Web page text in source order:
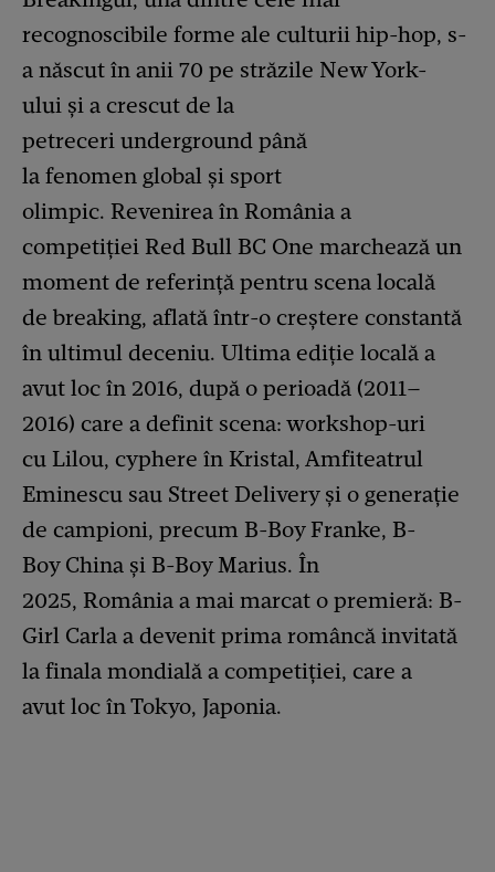
recognoscibile forme ale culturii hip-hop, s-
a născut în anii 70 pe străzile New York-
ului și a crescut de la
petreceri underground până
la fenomen global și sport
olimpic. Revenirea în România a
competiției Red Bull BC One marchează un
moment de referință pentru scena locală
de breaking, aflată într-o creștere constantă
în ultimul deceniu. Ultima ediție locală a
avut loc în 2016, după o perioadă (2011–
2016) care a definit scena: workshop-uri
cu Lilou, cyphere în Kristal, Amfiteatrul
Eminescu sau Street Delivery și o generație
de campioni, precum B-Boy Franke, B-
Boy China și B-Boy Marius. În
2025, România a mai marcat o premieră: B-
Girl Carla a devenit prima româncă invitată
la finala mondială a competiției, care a
avut loc în Tokyo, Japonia.